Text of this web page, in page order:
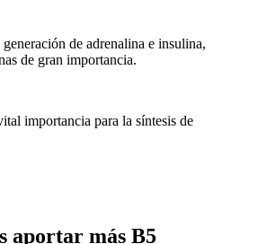
generación de adrenalina e insulina,
de gran importancia.
importancia para la síntesis de
aportar más B5